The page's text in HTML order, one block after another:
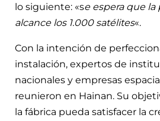
lo siguiente: «se espera que
alcance los 1.000 satélites«.
Con la intención de
instalación, expertos de
nacionales y empresas
reunieron en Hainan. Su
la fábrica pueda satisfacer la